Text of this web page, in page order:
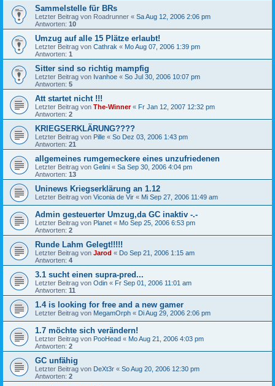
Sammelstelle für BRs
Letzter Beitrag von Roadrunner « Sa Aug 12, 2006 2:06 pm
Antworten: 10
Umzug auf alle 15 Plätze erlaubt!
Letzter Beitrag von Cathrak « Mo Aug 07, 2006 1:39 pm
Antworten: 1
Sitter sind so richtig mampfig
Letzter Beitrag von Ivanhoe « So Jul 30, 2006 10:07 pm
Antworten: 5
Att startet nicht !!!
Letzter Beitrag von The-Winner« Fr Jan 12, 2007 12:32 pm
Antworten: 2
KRIEGSERKLÄRUNG????
Letzter Beitrag von Pille « So Dez 03, 2006 1:43 pm
Antworten: 21
allgemeines rumgemeckere eines unzufriedenen
Letzter Beitrag von Gelini « Sa Sep 30, 2006 4:04 pm
Antworten: 13
Uninews Kriegserklärung an 1.12
Letzter Beitrag von Viconia de Vir « Mi Sep 27, 2006 11:49 am
Admin gesteuerter Umzug,da GC inaktiv -.-
Letzter Beitrag von Planet « Mo Sep 25, 2006 6:53 pm
Antworten: 2
Runde Lahm Gelegt!!!!!
Letzter Beitrag von Jarod « Do Sep 21, 2006 1:15 am
Antworten: 4
3.1 sucht einen supra-pred...
Letzter Beitrag von Odin « Fr Sep 01, 2006 11:01 am
Antworten: 11
1.4 is looking for free and a new gamer
Letzter Beitrag von MegamOrph « Di Aug 29, 2006 2:06 pm
1.7 möchte sich verändern!
Letzter Beitrag von PooHead « Mo Aug 21, 2006 4:03 pm
Antworten: 2
GC unfähig
Letzter Beitrag von DeXt3r « So Aug 20, 2006 12:30 pm
Antworten: 2